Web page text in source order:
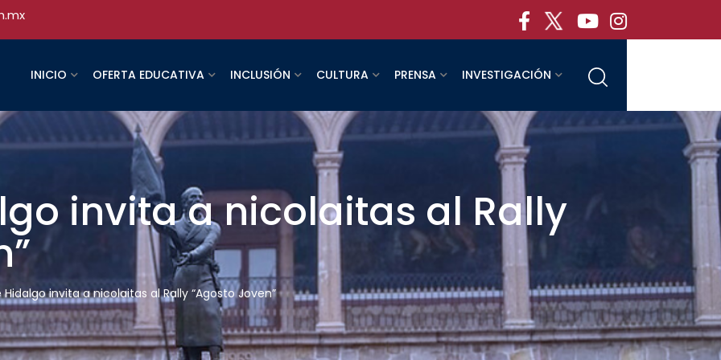
INICIO OFERTA EDUCATIVA INCLUSIÓN CULTURA PRENSA INVESTIGACIÓN
invita a nicolaitas al Rally
Hidalgo invita a nicolaitas al Rally “Agosto Joven”